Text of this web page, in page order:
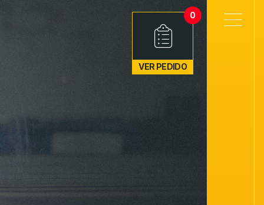
VER PEDIDO
0